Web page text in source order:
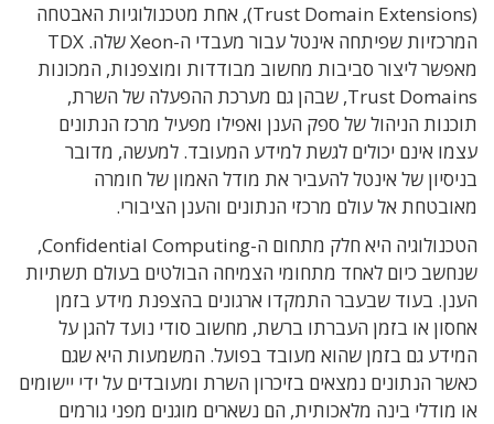
‏(Trust Domain Extensions), אחת מטכנולוגיות האבטחה
המרכזיות שפיתחה אינטל עבור מעבדי ה-Xeon שלה. TDX
מאפשר ליצור סביבות מחשוב מבודדות ומוצפנות, המכונות
Trust Domains, שבהן גם מערכת ההפעלה של השרת,
תוכנות הניהול של ספק הענן ואפילו מפעיל מרכז הנתונים
עצמו אינם יכולים לגשת למידע המעובד. למעשה, מדובר
בניסיון של אינטל להעביר את מודל האמון של חומרה
מאובטחת אל עולם מרכזי הנתונים והענן הציבורי.
הטכנולוגיה היא חלק מתחום ה-Confidential Computing,
שנחשב כיום לאחד מתחומי הצמיחה הבולטים בעולם תשתיות
הענן. בעוד שבעבר התמקדו ארגונים בהצפנת מידע בזמן
אחסון או בזמן העברתו ברשת, מחשוב סודי נועד להגן על
המידע גם בזמן שהוא מעובד בפועל. המשמעות היא שגם
כאשר הנתונים נמצאים בזיכרון השרת ומעובדים על ידי יישומים
או מודלי בינה מלאכותית, הם נשארים מוגנים מפני גורמים